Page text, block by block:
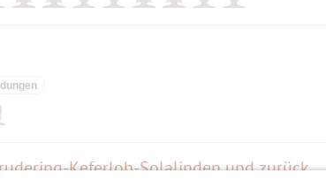
Keferloh-Solalinden und zurück